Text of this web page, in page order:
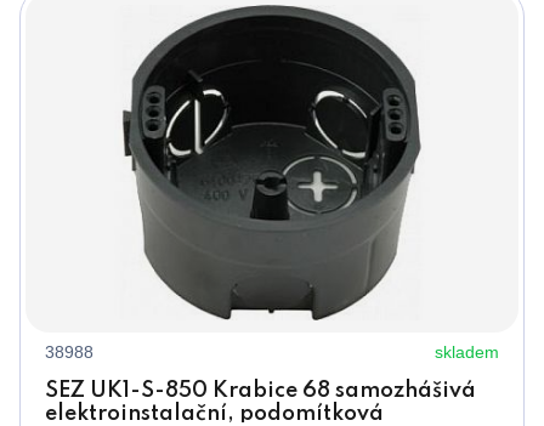
38988 skladem
SEZ UK1-S-850 Krabice 68 samozhášivá
elektroinstalační, podomítková